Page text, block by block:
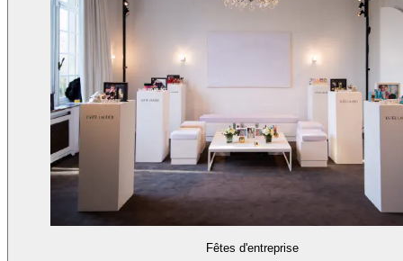
Fêtes d'entreprise